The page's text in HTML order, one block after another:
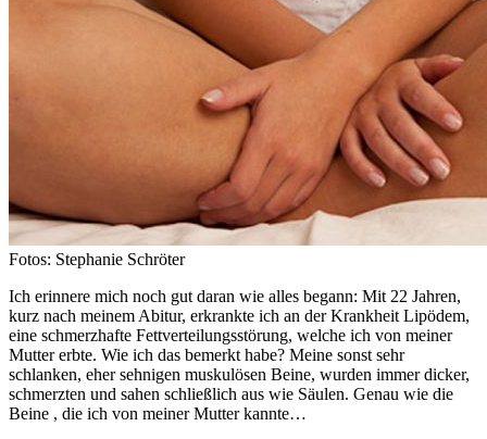
Fotos: Stephanie Schröter
Ich erinnere mich noch gut daran wie alles begann: Mit 22 Jahren,
kurz nach meinem Abitur, erkrankte ich an der Krankheit Lipödem,
eine schmerzhafte Fettverteilungsstörung, welche ich von meiner
Mutter erbte. Wie ich das bemerkt habe? Meine sonst sehr
schlanken, eher sehnigen muskulösen Beine, wurden immer dicker,
schmerzten und sahen schließlich aus wie Säulen. Genau wie die
Beine , die ich von meiner Mutter kannte…